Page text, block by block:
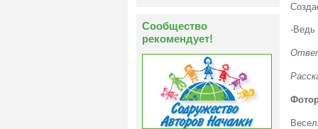
Сообщество
рекомендует!
-Ведь